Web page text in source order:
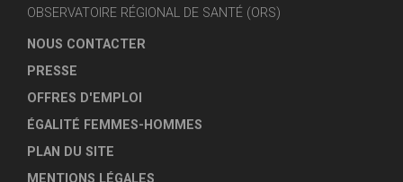
OBSERVATOIRE RÉGIONAL DE SANTÉ (ORS)
NOUS CONTACTER
PRESSE
OFFRES D'EMPLOI
ÉGALITÉ FEMMES-HOMMES
PLAN DU SITE
MENTIONS LÉGALES